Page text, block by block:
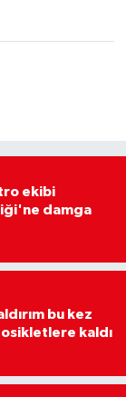
ekibi
damga
bu kez
kaldı